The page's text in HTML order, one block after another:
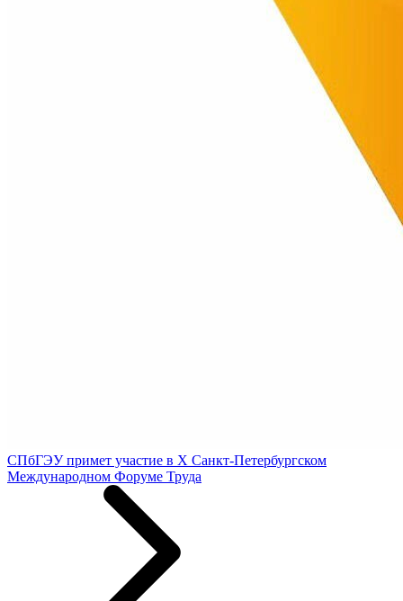
СПбГЭУ примет участие в Х Санкт-Петербургском
Международном Форуме Труда